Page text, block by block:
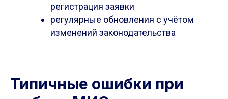
регистрация заявки
регулярные обновления с учётом
изменений законодательства
Типичные ошибки при